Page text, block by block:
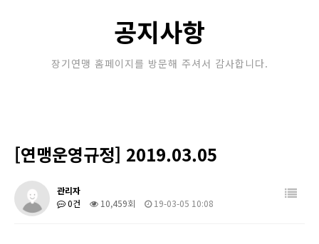
포토갤러리
공지사항
장기연맹 홈페이지를 방문해 주셔서 감사합니다.
[연맹운영규정] 2019.03.05
관리자
0건
10,459회 19-03-05 10:08